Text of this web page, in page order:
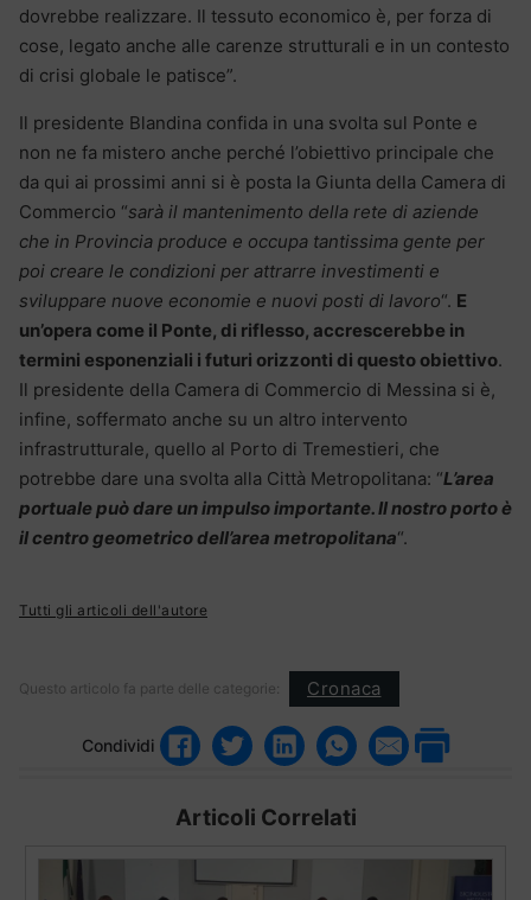
dovrebbe realizzare. Il tessuto economico è, per forza di
cose, legato anche alle carenze strutturali e in un contesto
di crisi globale le patisce”.
Il presidente Blandina confida in una svolta sul Ponte e
non ne fa mistero anche perché l’obiettivo principale che
da qui ai prossimi anni si è posta la Giunta della Camera di
Commercio “sarà il mantenimento della rete di aziende
che in Provincia produce e occupa tantissima gente per
poi creare le condizioni per attrarre investimenti e
sviluppare nuove economie e nuovi posti di lavoro“. E
un’opera come il Ponte, di riflesso, accrescerebbe in
termini esponenziali i futuri orizzonti di questo obiettivo.
Il presidente della Camera di Commercio di Messina si è,
infine, soffermato anche su un altro intervento
infrastrutturale, quello al Porto di Tremestieri, che
potrebbe dare una svolta alla Città Metropolitana: “L’area
portuale può dare un impulso importante. Il nostro porto è
il centro geometrico dell’area metropolitana“.
Tutti gli articoli dell'autore
Questo articolo fa parte delle categorie: Cronaca
Condividi
Articoli Correlati